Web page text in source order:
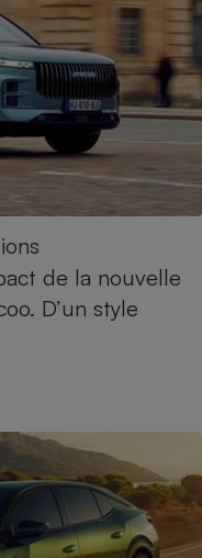
de la nouvelle
D’un style